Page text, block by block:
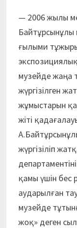
— 2006 жылы
Байтұрсынұлы
ғылыми
музейде жаңа
жүргізілген
жұмыстарын
жіті
жүргізіліп
қамы үшін бес
аударылған
музейде
жоқ» деген